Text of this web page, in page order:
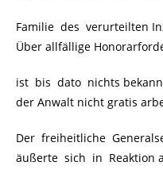
Familie des verurteilten
Über allfällige
ist bis dato nichts
der Anwalt nicht gratis
Der freiheitliche
äußerte sich in Reaktion